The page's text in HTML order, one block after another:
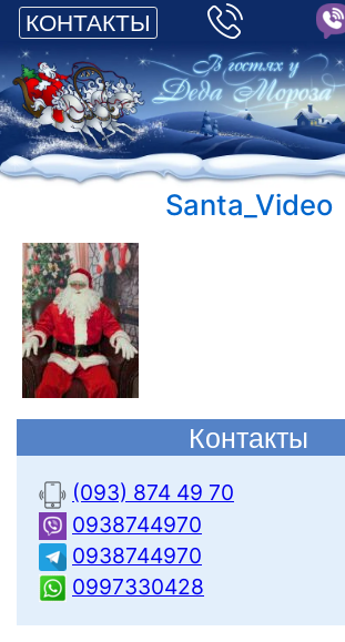
КОНТАКТЫ
Santa_Video
Контакты
(093) 874 49 70
0938744970
0938744970
0997330428